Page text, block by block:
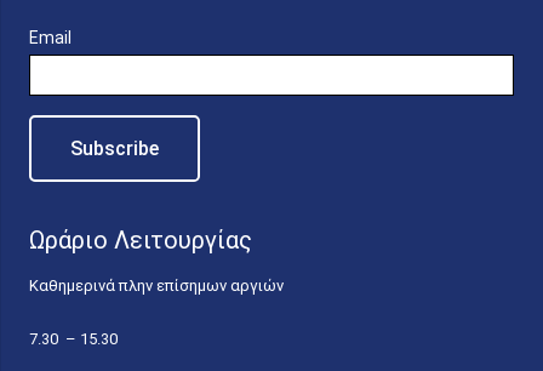
Email
Ωράριο Λειτουργίας
Καθημερινά πλην επίσημων αργιών
7.30 – 15.30